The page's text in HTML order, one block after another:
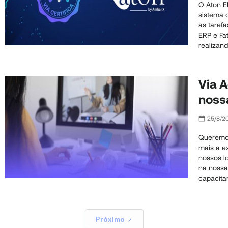
seu
O Aton
sistema
as
ERP e
Via
para
25/8/
mais a
nossos
na
Próximo